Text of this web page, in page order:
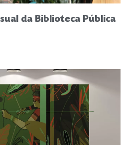
da Biblioteca Pública